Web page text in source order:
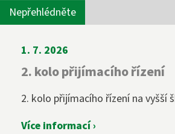
Nepřehlédněte
1. 7. 2026
2. kolo přijímacího řízení
2. kolo přijímacího řízení na vyšší
Více informací ›